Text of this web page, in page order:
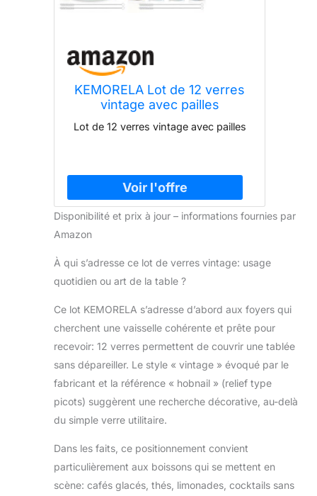
KEMORELA Lot de 12 verres
vintage avec pailles
Lot de 12 verres vintage avec pailles
Disponibilité et prix à jour – informations fournies par
Amazon
À qui s’adresse ce lot de verres vintage: usage
quotidien ou art de la table ?
Ce lot KEMORELA s’adresse d’abord aux foyers qui
cherchent une vaisselle cohérente et prête pour
recevoir: 12 verres permettent de couvrir une tablée
sans dépareiller. Le style « vintage » évoqué par le
fabricant et la référence « hobnail » (relief type
picots) suggèrent une recherche décorative, au-delà
du simple verre utilitaire.
Dans les faits, ce positionnement convient
particulièrement aux boissons qui se mettent en
scène: cafés glacés, thés, limonades, cocktails sans